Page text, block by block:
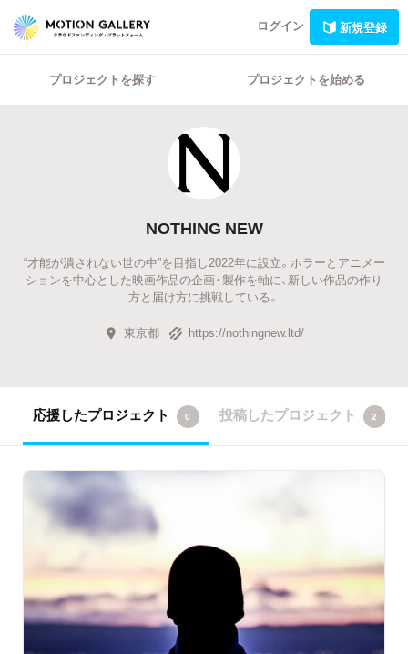
ログイン 新規登録
プロジェクトを探す プロジェクトを始める
NOTHING NEW
“才能が潰されない世の中”を目指し2022年に設立。ホラーとアニメー
ションを中心とした映画作品の企画・製作を軸に、新しい作品の作り
方と届け方に挑戦している。
東京都 https://nothingnew.ltd/
応援したプロジェクト 0 投稿したプロジェクト 2